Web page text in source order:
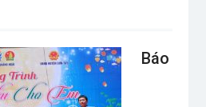
Báo